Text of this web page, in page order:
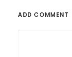
ADD COMMENT